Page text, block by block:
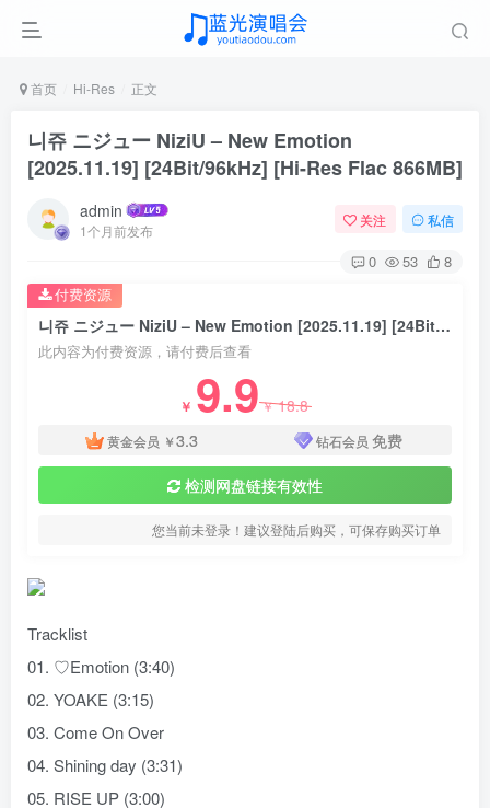
首页 Hi-Res 正文
니쥬 ニジュー NiziU – New Emotion
[2025.11.19] [24Bit/96kHz] [Hi-Res Flac 866MB]
admin
1个月前发布
关注 私信
0 53 8
니쥬 ニジュー NiziU – New Emotion [2025.11.19] [24Bit/96kHz] [Hi-Res Flac 866MB]
此内容为付费资源，请付费后查看
￥ 9.9￥18.8
黄金会员 ￥3.3 钻石会员 免费
检测网盘链接有效性
您当前未登录！建议登陆后购买，可保存购买订单
付费资源
Tracklist
01. ♡Emotion (3:40)
02. YOAKE (3:15)
03. Come On Over
04. Shining day (3:31)
05. RISE UP (3:00)